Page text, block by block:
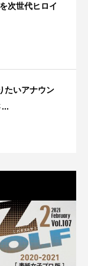
次世代ヒロイ
たいアナウン